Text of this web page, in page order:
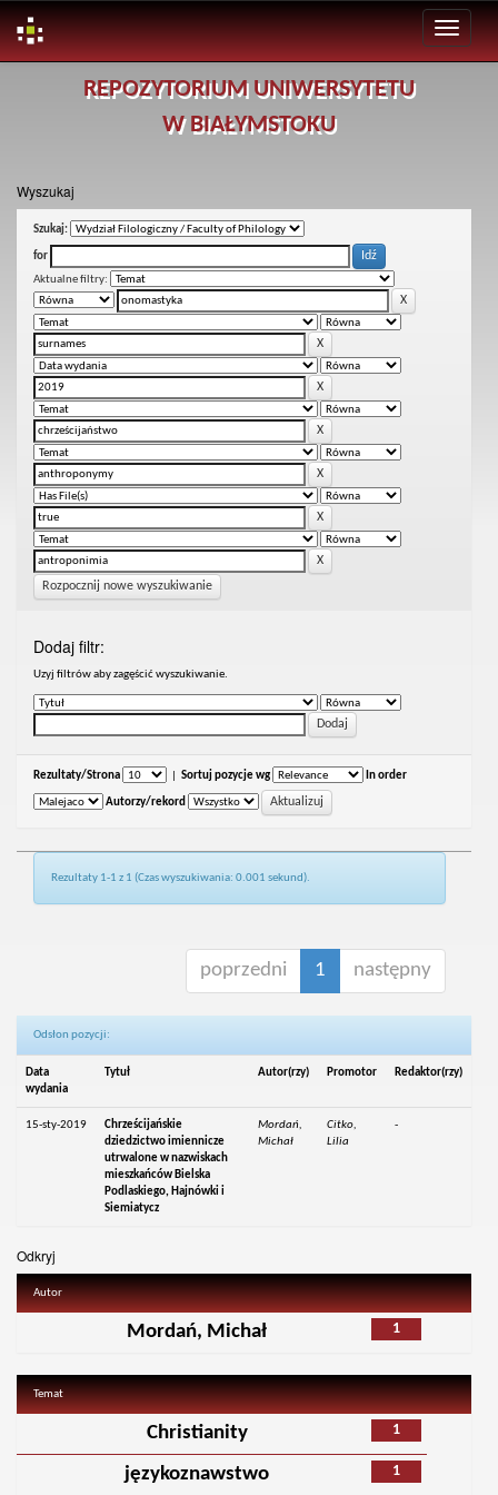
REPOZYTORIUM UNIWERSYTETU
W BIAŁYMSTOKU
Wyszukaj
Szukaj:
for
Aktualne filtry:
Rozpocznij nowe wyszukiwanie
Dodaj filtr:
Uzyj filtrów aby zagęścić wyszukiwanie.
Rezultaty/Strona Sortuj pozycje wg In order
Autorzy/rekord
Rezultaty 1-1 z 1 (Czas wyszukiwania: 0.001 sekund).
poprzedni 1 następny
Odsłon pozycji:
Data
wydania
Tytuł Autor(rzy) Promotor Redaktor(rzy)
15-sty-2019
Chrześcijańskie
dziedzictwo imiennicze
utrwalone w nazwiskach
mieszkańców Bielska
Podlaskiego, Hajnówki i
Siemiatycz
Mordań,
Michał
Citko,
Lilia
-
Odkryj
Autor
1
Mordań, Michał
Temat
1
Christianity
1
językoznawstwo